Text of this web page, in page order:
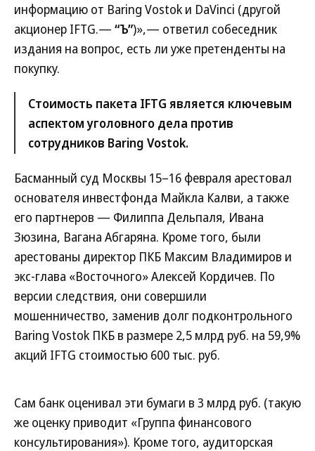
информацию от Baring Vostok и DaVinci (другой
акционер IFTG.— “Ъ”)»,— ответил собеседник
издания на вопрос, есть ли уже претенденты на
покупку.
Стоимость пакета IFTG является ключевым
аспектом уголовного дела против
сотрудников Baring Vostok.
Басманный суд Москвы 15–16 февраля арестовал
основателя инвестфонда Майкла Калви, а также
его партнеров — Филиппа Дельпаля, Ивана
Зюзина, Вагана Абгаряна. Кроме того, были
арестованы директор ПКБ Максим Владимиров и
экс-глава «Восточного» Алексей Кордичев. По
версии следствия, они совершили
мошенничество, заменив долг подконтрольного
Baring Vostok ПКБ в размере 2,5 млрд руб. на 59,9%
акций IFTG стоимостью 600 тыс. руб.
Сам банк оценивал эти бумаги в 3 млрд руб. (такую
же оценку приводит «Группа финансового
консультирования»). Кроме того, аудиторская